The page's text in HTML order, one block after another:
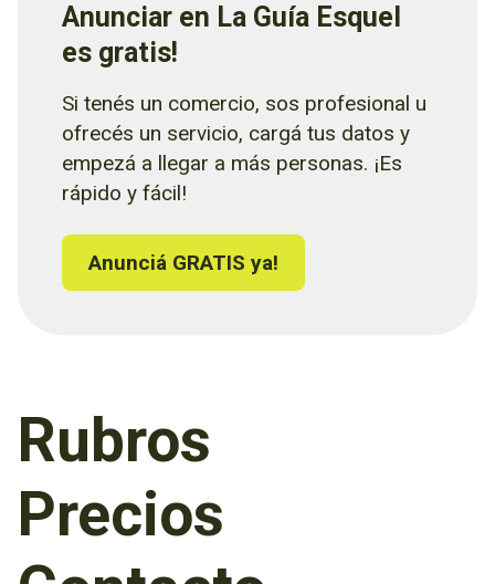
Anunciar en La Guía Esquel
es gratis!
Si tenés un comercio, sos profesional u
ofrecés un servicio, cargá tus datos y
empezá a llegar a más personas. ¡Es
rápido y fácil!
Anunciá GRATIS ya!
Rubros
Precios